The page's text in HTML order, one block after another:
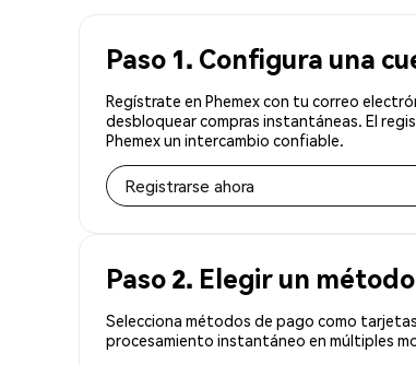
Paso 1. Configura una
Regístrate en Phemex con tu correo
desbloquear compras instantáneas. El
Phemex un intercambio confiable.
Registrarse ahora
Paso 2. Elegir un
Selecciona métodos de pago como
procesamiento instantáneo en múltiples